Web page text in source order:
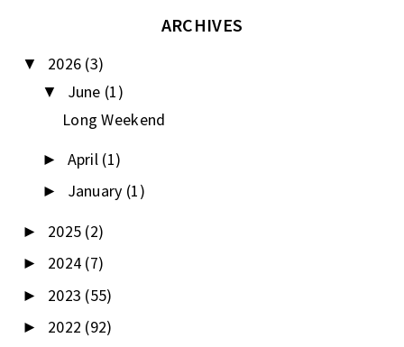
ARCHIVES
▼ 2026 (3)
▼ June (1)
Long Weekend
► April (1)
► January (1)
► 2025 (2)
► 2024 (7)
► 2023 (55)
► 2022 (92)